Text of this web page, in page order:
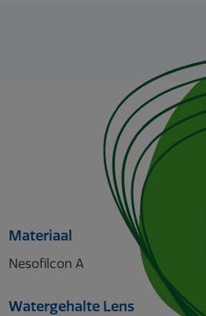
Materiaal
Nesofilcon A
Watergehalte Lens